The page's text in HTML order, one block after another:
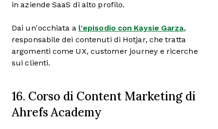
in aziende SaaS di alto profilo.
Dai un'occhiata a l'episodio con Kaysie Garza,
responsabile dei contenuti di Hotjar, che tratta
argomenti come UX, customer journey e ricerche
sui clienti.
16. Corso di Content Marketing di
Ahrefs Academy